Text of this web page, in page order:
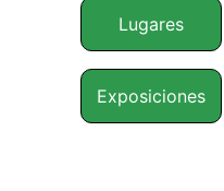
Lugares
Exposiciones